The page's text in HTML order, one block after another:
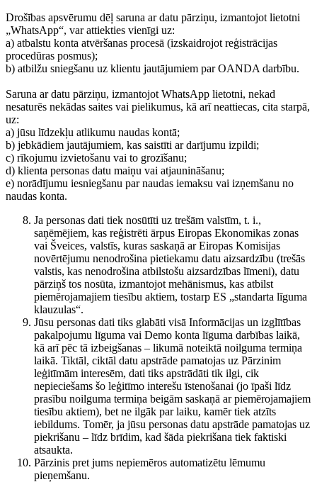
Drošības apsvērumu dēļ saruna ar datu pārziņu, izmantojot lietotni
„WhatsApp“, var attiekties vienīgi uz:
a) atbalstu konta atvēršanas procesā (izskaidrojot reģistrācijas
procedūras posmus);
b) atbilžu sniegšanu uz klientu jautājumiem par OANDA darbību.
Saruna ar datu pārziņu, izmantojot WhatsApp lietotni, nekad
nesaturēs nekādas saites vai pielikumus, kā arī neattiecas, cita starpā,
uz:
a) jūsu līdzekļu atlikumu naudas kontā;
b) jebkādiem jautājumiem, kas saistīti ar darījumu izpildi;
c) rīkojumu izvietošanu vai to grozīšanu;
d) klienta personas datu maiņu vai atjaunināšanu;
e) norādījumu iesniegšanu par naudas iemaksu vai izņemšanu no
naudas konta.
Ja personas dati tiek nosūtīti uz trešām valstīm, t. i.,
saņēmējiem, kas reģistrēti ārpus Eiropas Ekonomikas zonas
vai Šveices, valstīs, kuras saskaņā ar Eiropas Komisijas
novērtējumu nenodrošina pietiekamu datu aizsardzību (trešās
valstis, kas nenodrošina atbilstošu aizsardzības līmeni), datu
pārziņš tos nosūta, izmantojot mehānismus, kas atbilst
piemērojamajiem tiesību aktiem, tostarp ES „standarta līguma
klauzulas“.
Jūsu personas dati tiks glabāti visā Informācijas un izglītības
pakalpojumu līguma vai Demo konta līguma darbības laikā,
kā arī pēc tā izbeigšanas – likumā noteiktā noilguma termiņa
laikā. Tiktāl, ciktāl datu apstrāde pamatojas uz Pārzinim
leģitīmām interesēm, dati tiks apstrādāti tik ilgi, cik
nepieciešams šo leģitīmo interešu īstenošanai (jo īpaši līdz
prasību noilguma termiņa beigām saskaņā ar piemērojamajiem
tiesību aktiem), bet ne ilgāk par laiku, kamēr tiek atzīts
iebildums. Tomēr, ja jūsu personas datu apstrāde pamatojas uz
piekrišanu – līdz brīdim, kad šāda piekrišana tiek faktiski
atsaukta.
Pārzinis pret jums nepiemēros automatizētu lēmumu
pieņemšanu.